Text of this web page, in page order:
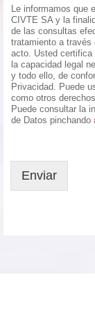
Le informamos que
CIVTE SA y la
de las consultas
tratamiento a través
acto. Usted certifica
la capacidad legal
y todo ello, de
Privacidad. Puede
como otros
Puede consultar la
de Datos pinchando
Enviar